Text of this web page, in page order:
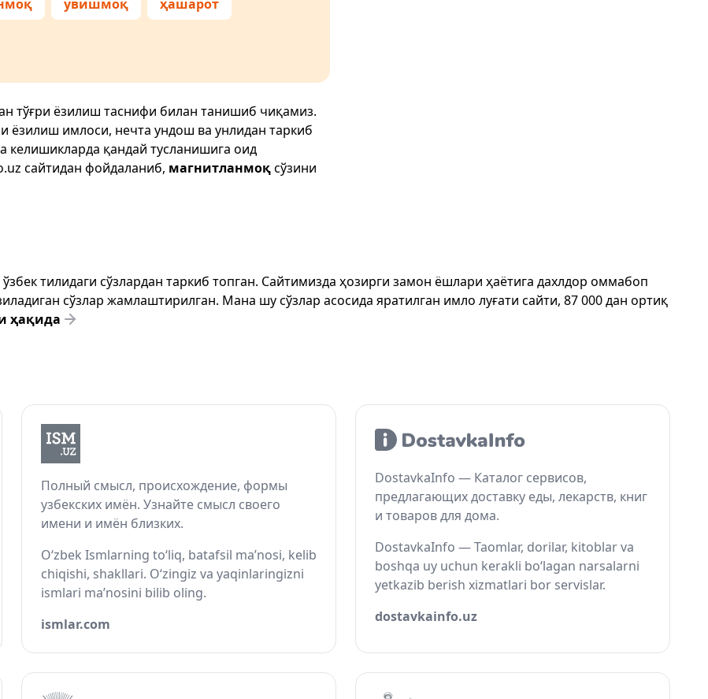
увишмоқ ҳашарот
тўғри ёзилиш таснифи билан танишиб чиқамиз.
ёзилиш имлоси, нечта ундош ва унлидан таркиб
келишикларда қандай тусланишига оид
сайтидан фойдаланиб, магнитланмоқсўзини
тилидаги сўзлардан таркиб топган. Сайтимизда ҳозирги замон ёшлари ҳаётига дахлдор оммабоп
сўзлар жамлаштирилган. Мана шу сўзлар асосида яратилган имло луғати сайти, 87 000 дан ортиқ
ҳақида
Полный смысл, происхождение, формы
узбекских имён. Узнайте смысл своего
имени и имён близких.
O‘zbek Ismlarning to‘liq, batafsil ma’nosi, kelib
chiqishi, shakllari. O‘zingiz va yaqinlaringizni
ismlari ma’nosini bilib oling.
ismlar.com
DostavkaInfo — Каталог сервисов,
предлагающих доставку еды, лекарств, книг
и товаров для дома.
DostavkaInfo — Taomlar, dorilar, kitoblar va
boshqa uy uchun kerakli bo‘lagan narsalarni
yetkazib berish xizmatlari bor servislar.
dostavkainfo.uz